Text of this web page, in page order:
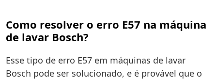
Como resolver o erro E57 na máquina
de lavar Bosch?
Esse tipo de erro E57 em máquinas de lavar
Bosch pode ser solucionado, e é provável que o